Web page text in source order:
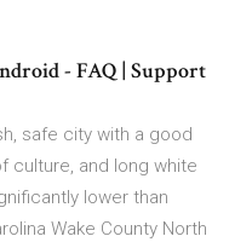
- FAQ | Support
safe city with a good
culture, and long white
lower than
Wake County North